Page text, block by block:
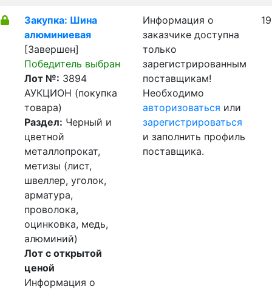
Закупка: Шина
алюминиевая
[Завершен]
Победитель выбран
Лот №: 3894
АУКЦИОН (покупка
товара)
Раздел: Черный и
цветной
металлопрокат,
метизы (лист,
швеллер, уголок,
арматура,
проволока,
оцинковка, медь,
алюминий)
Лот с открытой
ценой
Информация о
Информация о
заказчике доступна
только
зарегистрированным
поставщикам!
Необходимо
авторизоваться или
зарегистрироваться
и заполнить профиль
поставщика.